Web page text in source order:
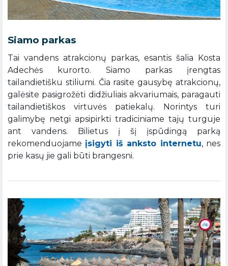
Siamo parkas
Tai vandens atrakcionų parkas, esantis šalia Kosta
Adechės kurorto. Siamo parkas įrengtas
tailandietišku stiliumi. Čia rasite gausybę atrakcionų,
galėsite pasigrožėti didžiuliais akvariumais, paragauti
tailandietiškos virtuvės patiekalų. Norintys turi
galimybę netgi apsipirkti tradiciniame tajų turguje
ant vandens. Bilietus į šį įspūdingą parką
rekomenduojame įsigyti iš anksto internetu, nes
prie kasų jie gali būti brangesni.